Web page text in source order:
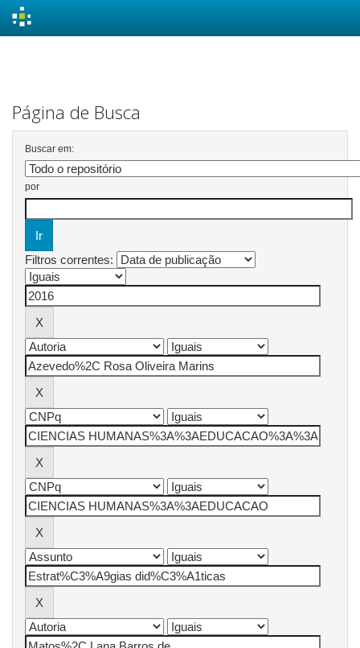
Página de Busca
Buscar em:
por
Filtros correntes: